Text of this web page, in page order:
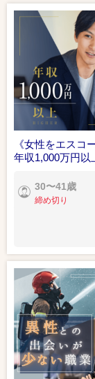
《女性をエスコ
年収1,000万円以
30〜41歳
締め切り